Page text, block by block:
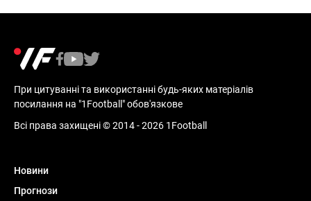
При цитуванні та використанні будь-яких матеріалів
посилання на "1Football" обов'язкове
Всі права захищені © 2014 - 2026 1Football
Новини
Прогнози